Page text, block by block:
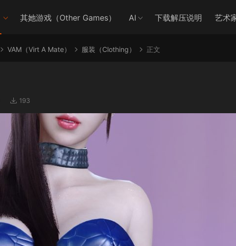
其她游戏（Other Games） AI 下载解压说明 艺术
VAM（Virt A Mate） 服装（Clothing） 正文
193